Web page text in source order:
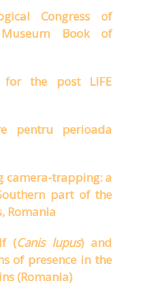
Congress of
Book of
for the post LIFE
pentru perioada
camera-trapping: a
part of the
Romania
(Canis lupus) and
of presence in the
(Romania)